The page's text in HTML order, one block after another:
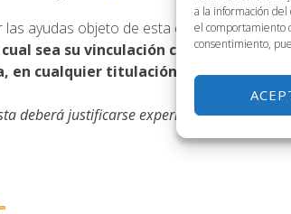
a la información
el comportamiento
consentimiento,
las ayudas objeto de esta convocatoria
sea su vinculación con la misma y
en cualquier titulación oficial de la
deberá justificarse experiencia formativa